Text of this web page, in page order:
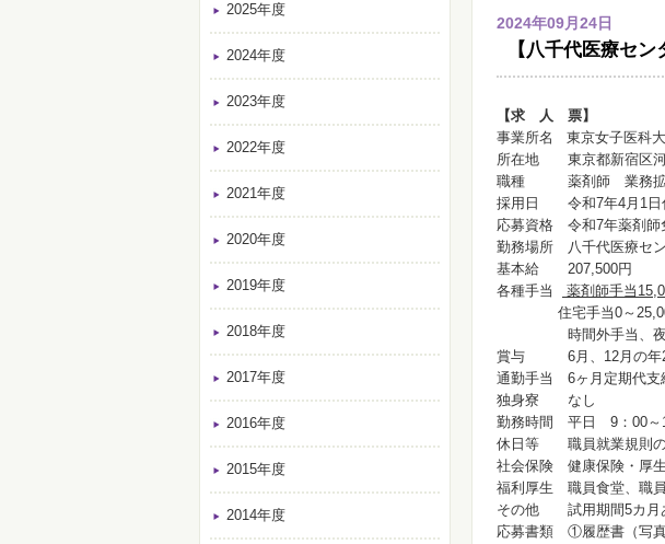
2024年09月24日
【八千代医療セン
【求
事業所名 東京女子医科
所在地 東京都新宿区河
職種 薬剤師 業務拡
採用日 令和7年4月1日
応募資格 令和7年薬剤師
勤務場所 八千代医療セ
基本給 207,500円
各種手当
薬剤師手当
住宅手当0～25,000円
時間外手当、夜
賞与 6月、12月の年2
通勤手当 6ヶ月定期代支
独身寮 なし
勤務時間 平日 9：00
休日等 職員就業規則の
社会保険 健康保険・厚
福利厚生 職員食堂、職
その他 試用期間5カ月あ
応募書類 ①履歴書（写
2025年度
2024年度
2023年度
2022年度
2021年度
2020年度
2019年度
2018年度
2017年度
2016年度
2015年度
2014年度